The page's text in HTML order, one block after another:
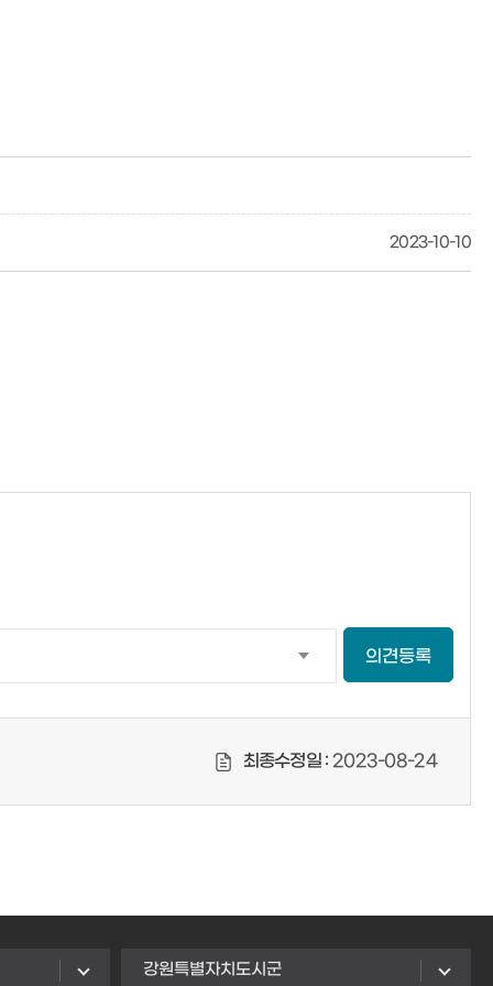
2023-10-10
의견등록
최종수정일 : 2023-08-24
강원특별자치도시군